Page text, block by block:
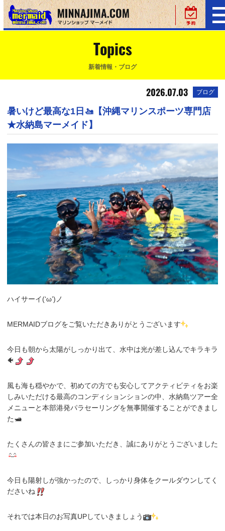
Topics
新着情報・ブログ
2026.07.03 ブログ
暑いけど最高な1日🚤【沖縄マリンスポーツ専門店
★水納島マーメイド】
ハイサーイ(‘ω’)ノ
MERMAIDブログをご覧いただきありがとうございます
今日も朝から太陽がしっかり出て、水中は光が差し込んでキラキラ
🐠
風も海も穏やかで、初めての方でも安心してアクティビティをお楽
しみいただける最高のコンディションションの中、水納島ツアー全
メニューと本部港発パラセーリングを無事開催することができまし
た🛥️
たくさんの皆さまにご参加いただき、誠にありがとうございました
今日も陽射しが強かったので、しっかり身体をクールダウンしてく
ださいね
それでは本日のお写真UPしていきましょう